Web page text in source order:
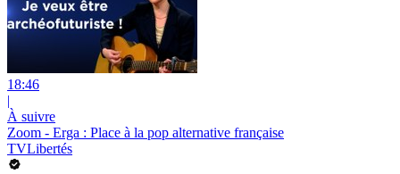
18:46
|
À suivre
Zoom - Erga : Place à la pop alternative française
TVLibertés